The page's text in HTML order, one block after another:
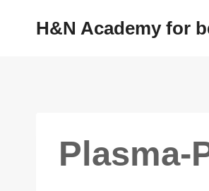
H&N Academy for
Plasma-